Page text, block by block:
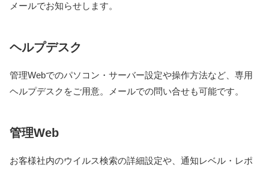
メールでお知らせします。
ヘルプデスク
管理Webでのパソコン・サーバー設定や操作方法など、専用
ヘルプデスクをご用意。メールでの問い合せも可能です。
管理Web
お客様社内のウイルス検索の詳細設定や、通知レベル・レポ